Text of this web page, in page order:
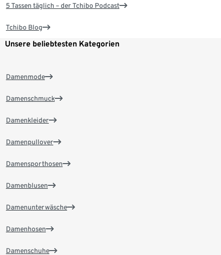
5 Tassen täglich – der Tchibo Podcast
Tchibo Blog
Unsere beliebtesten Kategorien
Damenmode
Damenschmuck
Damenkleider
Damenpullover
Damensporthosen
Damenblusen
Damenunterwäsche
Damenhosen
Damenschuhe